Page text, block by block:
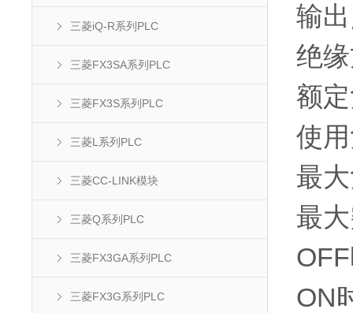
三菱iQ-R系列PLC
三菱FX3SA系列PLC
三菱FX3S系列PLC
三菱L系列PLC
三菱CC-LINK模块
三菱Q系列PLC
三菱FX3GA系列PLC
三菱FX3G系列PLC
输
绝
额
使
最
最
ON